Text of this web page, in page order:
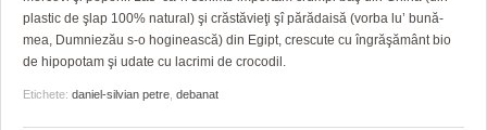
plastic de şlap 100% natural) şi crăstăvieţi şî părădaisă (vorba lu’ bună-
mea, Dumniezău s-o hoginească) din Egipt, crescute cu îngrăşământ bio
de hipopotam şi udate cu lacrimi de crocodil.
Etichete: daniel-silvian petre debanat